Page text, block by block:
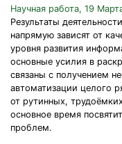
Научная работа, 19
Результаты
напрямую зависят от
уровня развития
основные усилия в
связаны с получением
автоматизации целого
от рутинных,
основное время
проблем.